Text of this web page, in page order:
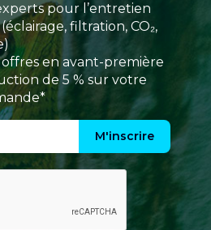
pour l’entretien
filtration, CO₂,
en avant-première
de 5 % sur votre
M'inscrire